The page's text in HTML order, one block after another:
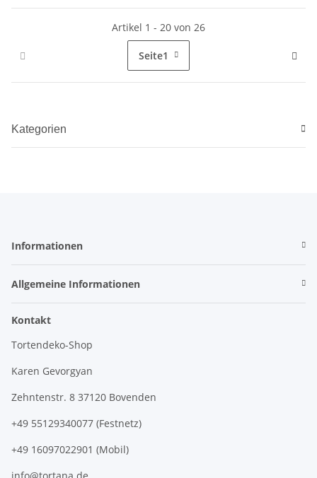
Artikel 1 - 20 von 26
Seite1
Kategorien
Informationen
Allgemeine Informationen
Kontakt
Tortendeko-Shop
Karen Gevorgyan
Zehntenstr. 8 37120 Bovenden
+49 55129340077 (Festnetz)
+49 16097022901 (Mobil)